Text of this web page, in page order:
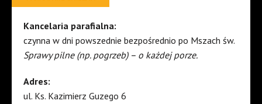
Kancelaria parafialna:
czynna w dni powszednie bezpośrednio po Mszach św.
Sprawy pilne (np. pogrzeb) – o każdej porze.
Adres:
ul. Ks. Kazimierz Guzego 6